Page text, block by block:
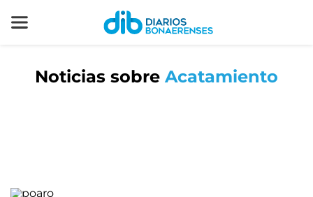
Noticias sobre Acatamiento